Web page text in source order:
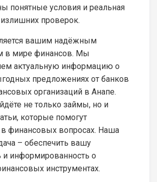
понятные условия и реальная
проверок.
вашим надёжным
в мире финансов. Мы
актуальную информацию о
предложениях от банков
организаций в Анапе.
не только займы, но и
которые помогут
в финансовых вопросах. Наша
– обеспечить вашу
и информированность о
инструментах.